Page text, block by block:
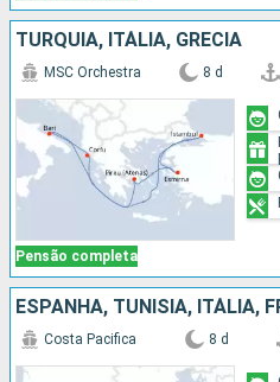
TURQUIA, ITÁLIA, GRÉCIA
Pensão completa
MSC Orchestra 8 d
ESPANHA, TUNÍSIA, ITÁLIA,
Costa Pacifica 8 d